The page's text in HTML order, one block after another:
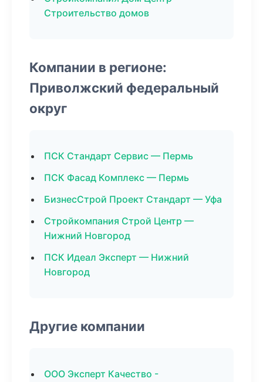
Строительство домов
Компании в регионе:
Приволжский федеральный
округ
ПСК Стандарт Сервис — Пермь
ПСК Фасад Комплекс — Пермь
БизнесСтрой Проект Стандарт — Уфа
Стройкомпания Строй Центр —
Нижний Новгород
ПСК Идеал Эксперт — Нижний
Новгород
Другие компании
ООО Эксперт Качество -